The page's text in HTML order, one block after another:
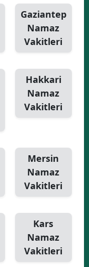
Gaziantep
Namaz
Vakitleri
Hakkari
Namaz
Vakitleri
Mersin
Namaz
Vakitleri
Kars
Namaz
Vakitleri